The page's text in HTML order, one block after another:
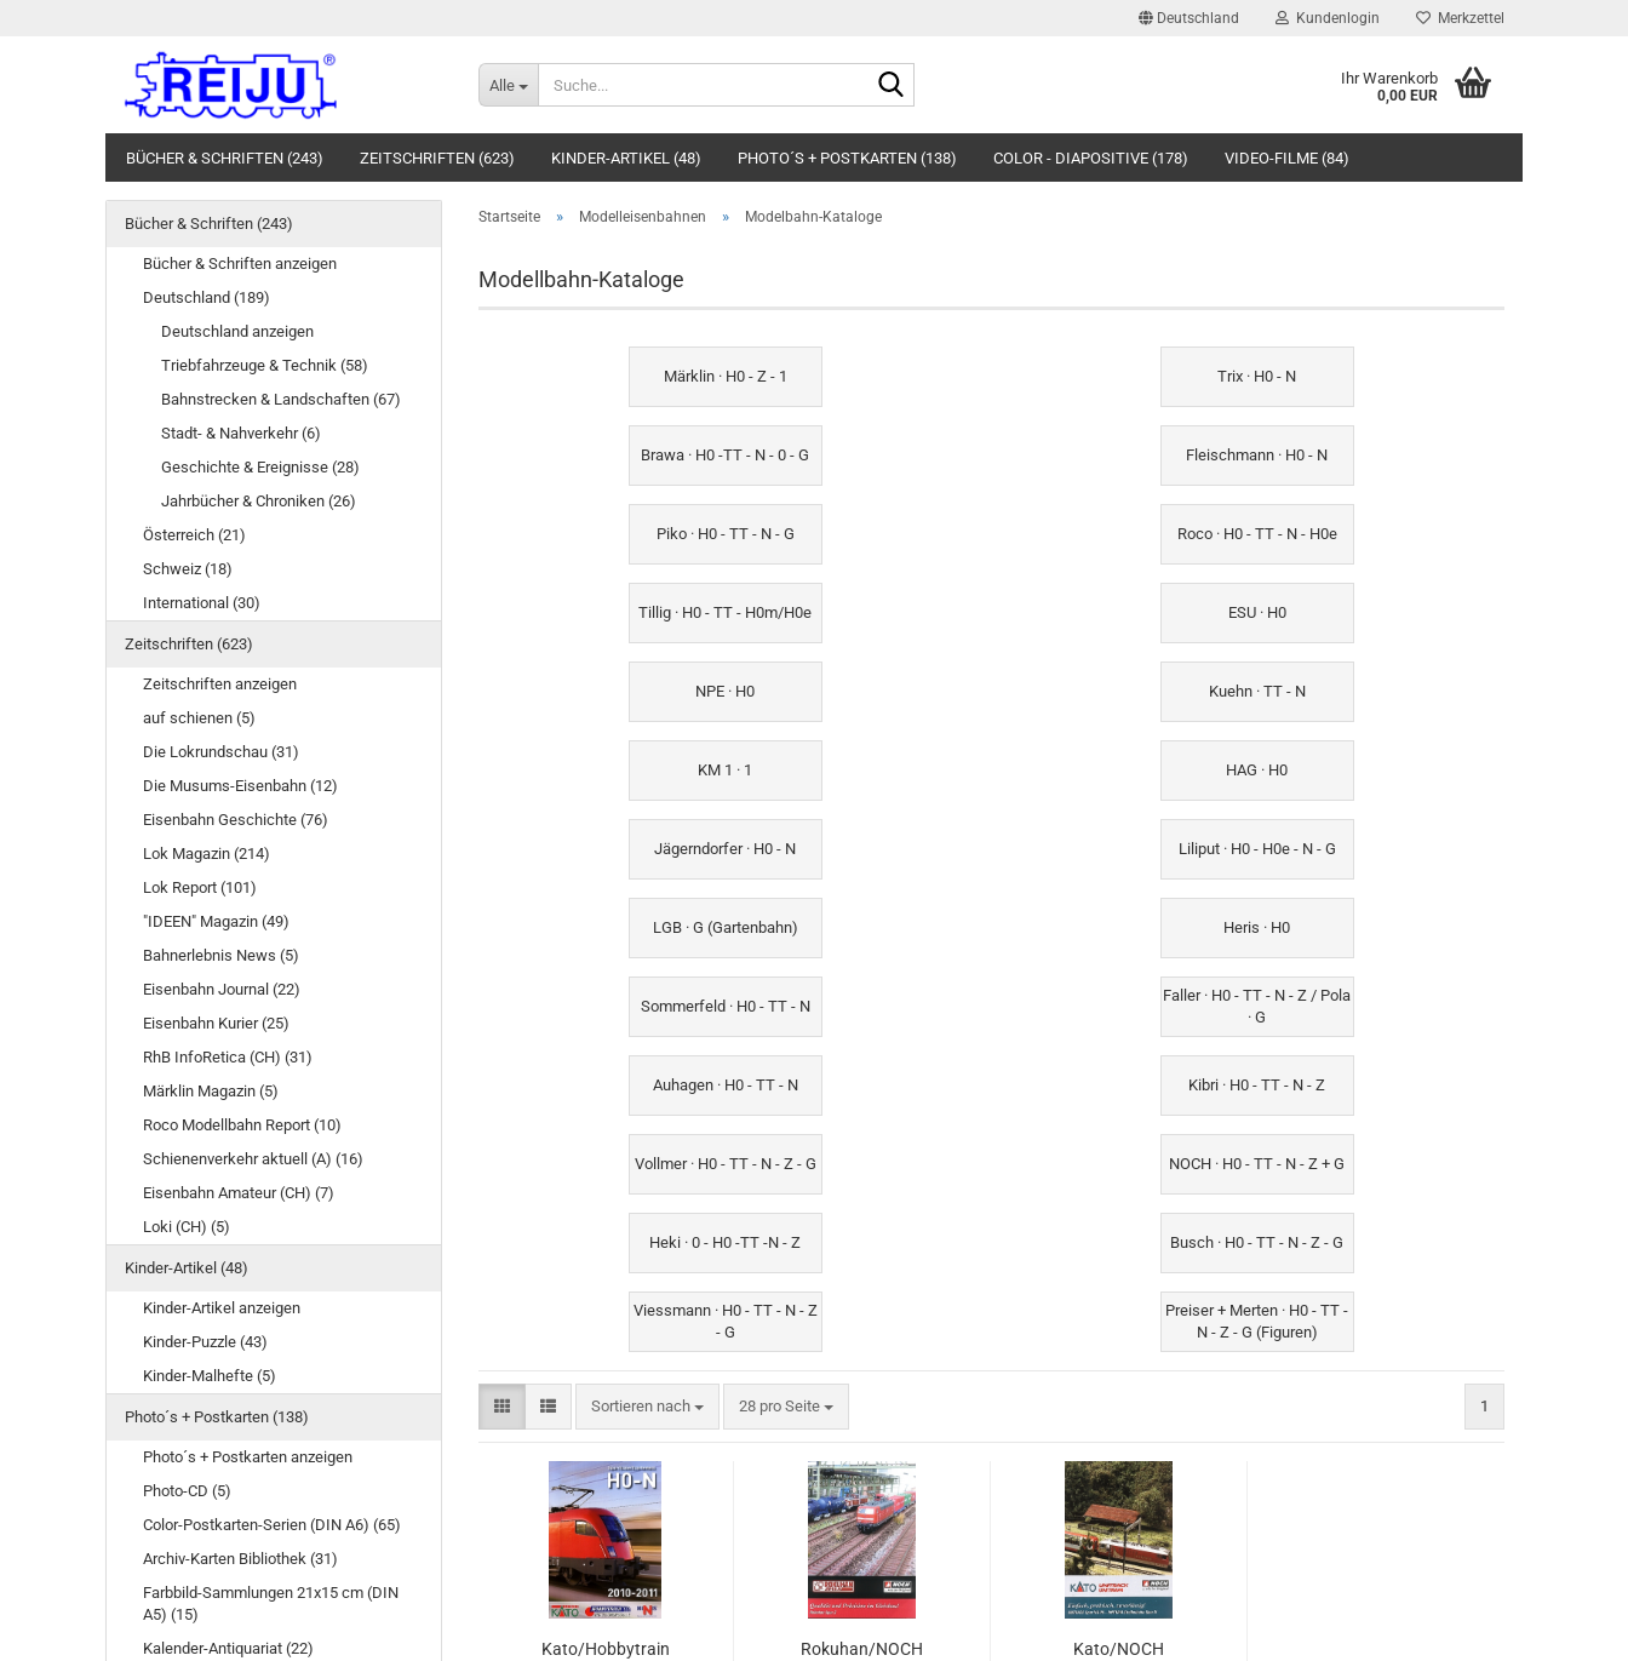
Deutschland Kundenlogin Merkzettel
Alle Ihr Warenkorb
0,00 EUR
BÜCHER & SCHRIFTEN (243) ZEITSCHRIFTEN (623) KINDER-ARTIKEL (48) PHOTO´S + POSTKARTEN (138) COLOR - DIAPOSITIVE (178) VIDEO-FILME (84)
TONTRÄGER (SCHALLPLATTEN) (7) ORIENT-EXPRESS SOUVENIRS (NIOE) (12)
Startseite » Modelleisenbahnen » Modelbahn-Kataloge
Modellbahn-Kataloge
Märklin · H0 - Z - 1 Trix · H0 - N
Brawa · H0 -TT - N - 0 - G Fleischmann · H0 - N
Piko · H0 - TT - N - G Roco · H0 - TT - N - H0e
Tillig · H0 - TT - H0m/H0e ESU · H0
NPE · H0 Kuehn · TT - N
KM 1 · 1 HAG · H0
Jägerndorfer · H0 - N Liliput · H0 - H0e - N - G
LGB · G (Gartenbahn) Heris · H0
Sommerfeld · H0 - TT - N
Faller · H0 - TT - N - Z / Pola
· G
Auhagen · H0 - TT - N Kibri · H0 - TT - N - Z
Vollmer · H0 - TT - N - Z - G NOCH · H0 - TT - N - Z + G
Heki · 0 - H0 -TT -N - Z Busch · H0 - TT - N - Z - G
Viessmann · H0 - TT - N - Z
- G
Preiser + Merten · H0 - TT -
N - Z - G (Figuren)
Sortieren nach
Sortieren nach 28 pro Seite
pro Seite 1
Kato/Hobbytrain
Rokuhan/NOCH
Kato/NOCH
Bücher & Schriften (243)
Bücher & Schriften anzeigen
Deutschland (189)
Deutschland anzeigen
Triebfahrzeuge & Technik (58)
Bahnstrecken & Landschaften (67)
Stadt- & Nahverkehr (6)
Geschichte & Ereignisse (28)
Jahrbücher & Chroniken (26)
Österreich (21)
Schweiz (18)
International (30)
Zeitschriften (623)
Zeitschriften anzeigen
auf schienen (5)
Die Lokrundschau (31)
Die Musums-Eisenbahn (12)
Eisenbahn Geschichte (76)
Lok Magazin (214)
Lok Report (101)
"IDEEN" Magazin (49)
Bahnerlebnis News (5)
Eisenbahn Journal (22)
Eisenbahn Kurier (25)
RhB InfoRetica (CH) (31)
Märklin Magazin (5)
Roco Modellbahn Report (10)
Schienenverkehr aktuell (A) (16)
Eisenbahn Amateur (CH) (7)
Loki (CH) (5)
Kinder-Artikel (48)
Kinder-Artikel anzeigen
Kinder-Puzzle (43)
Kinder-Malhefte (5)
Photo´s + Postkarten (138)
Photo´s + Postkarten anzeigen
Photo-CD (5)
Color-Postkarten-Serien (DIN A6) (65)
Archiv-Karten Bibliothek (31)
Farbbild-Sammlungen 21x15 cm (DIN
A5) (15)
Kalender-Antiquariat (22)